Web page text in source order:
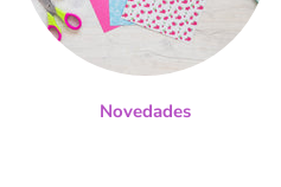
Novedades